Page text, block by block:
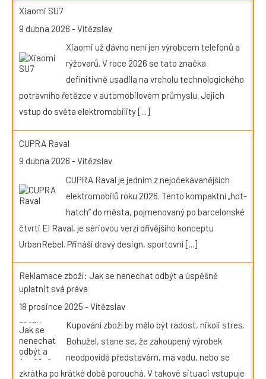
Xiaomi SU7
9 dubna 2026 -Vítězslav
Xiaomi už dávno není jen výrobcem telefonů a
rýžovarů. V roce 2026 se tato značka
definitivně usadila na vrcholu technologického
potravního řetězce v automobilovém průmyslu. Jejich
vstup do světa elektromobility[...]
CUPRA Raval
9 dubna 2026 -Vítězslav
CUPRA Raval je jedním z nejočekávanějších
elektromobilů roku 2026. Tento kompaktní „hot-
hatch“ do města, pojmenovaný po barcelonské
čtvrti El Raval, je sériovou verzí dřívějšího konceptu
UrbanRebel. Přináší dravý design, sportovní[...]
Reklamace zboží: Jak se nenechat odbýt a úspěšně
uplatnit svá práva
18 prosince 2025 -Vítězslav
Kupování zboží by mělo být radost, nikoli stres.
Bohužel, stane se, že zakoupený výrobek
neodpovídá představám, má vadu, nebo se
zkrátka po krátké době porouchá. V takové situaci vstupuje